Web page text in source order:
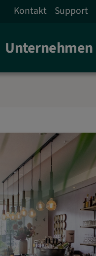
Kontakt Support
A. M.
Unternehmen